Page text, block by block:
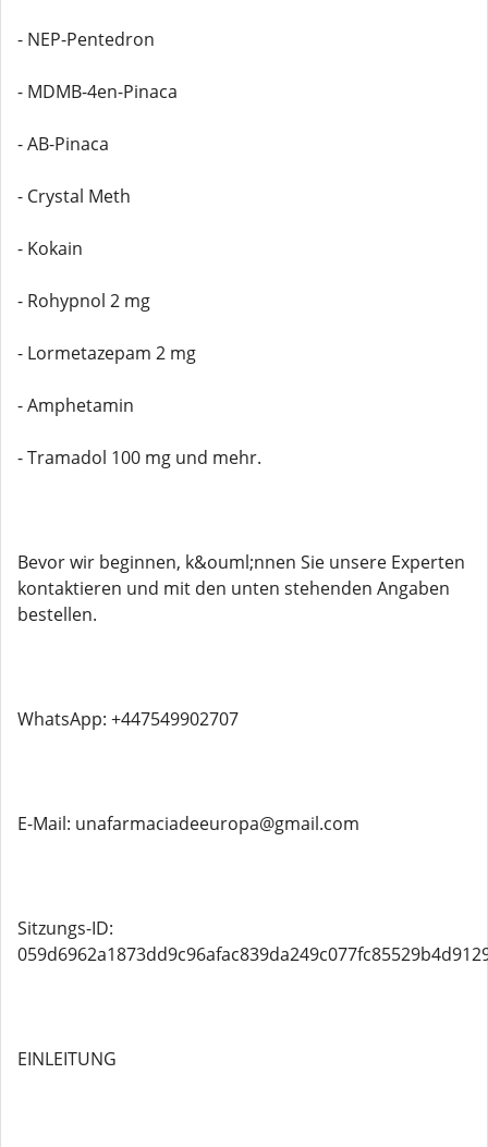
- NEP-Pentedron
- MDMB-4en-Pinaca
- AB-Pinaca
- Crystal Meth
- Kokain
- Rohypnol 2 mg
- Lormetazepam 2 mg
- Amphetamin
- Tramadol 100 mg und mehr.
Bevor wir beginnen, k&ouml;nnen Sie unsere Experten
kontaktieren und mit den unten stehenden Angaben
bestellen.
WhatsApp: +447549902707
E-Mail: unafarmaciadeeuropa@gmail.com
Sitzungs-ID:
EINLEITUNG